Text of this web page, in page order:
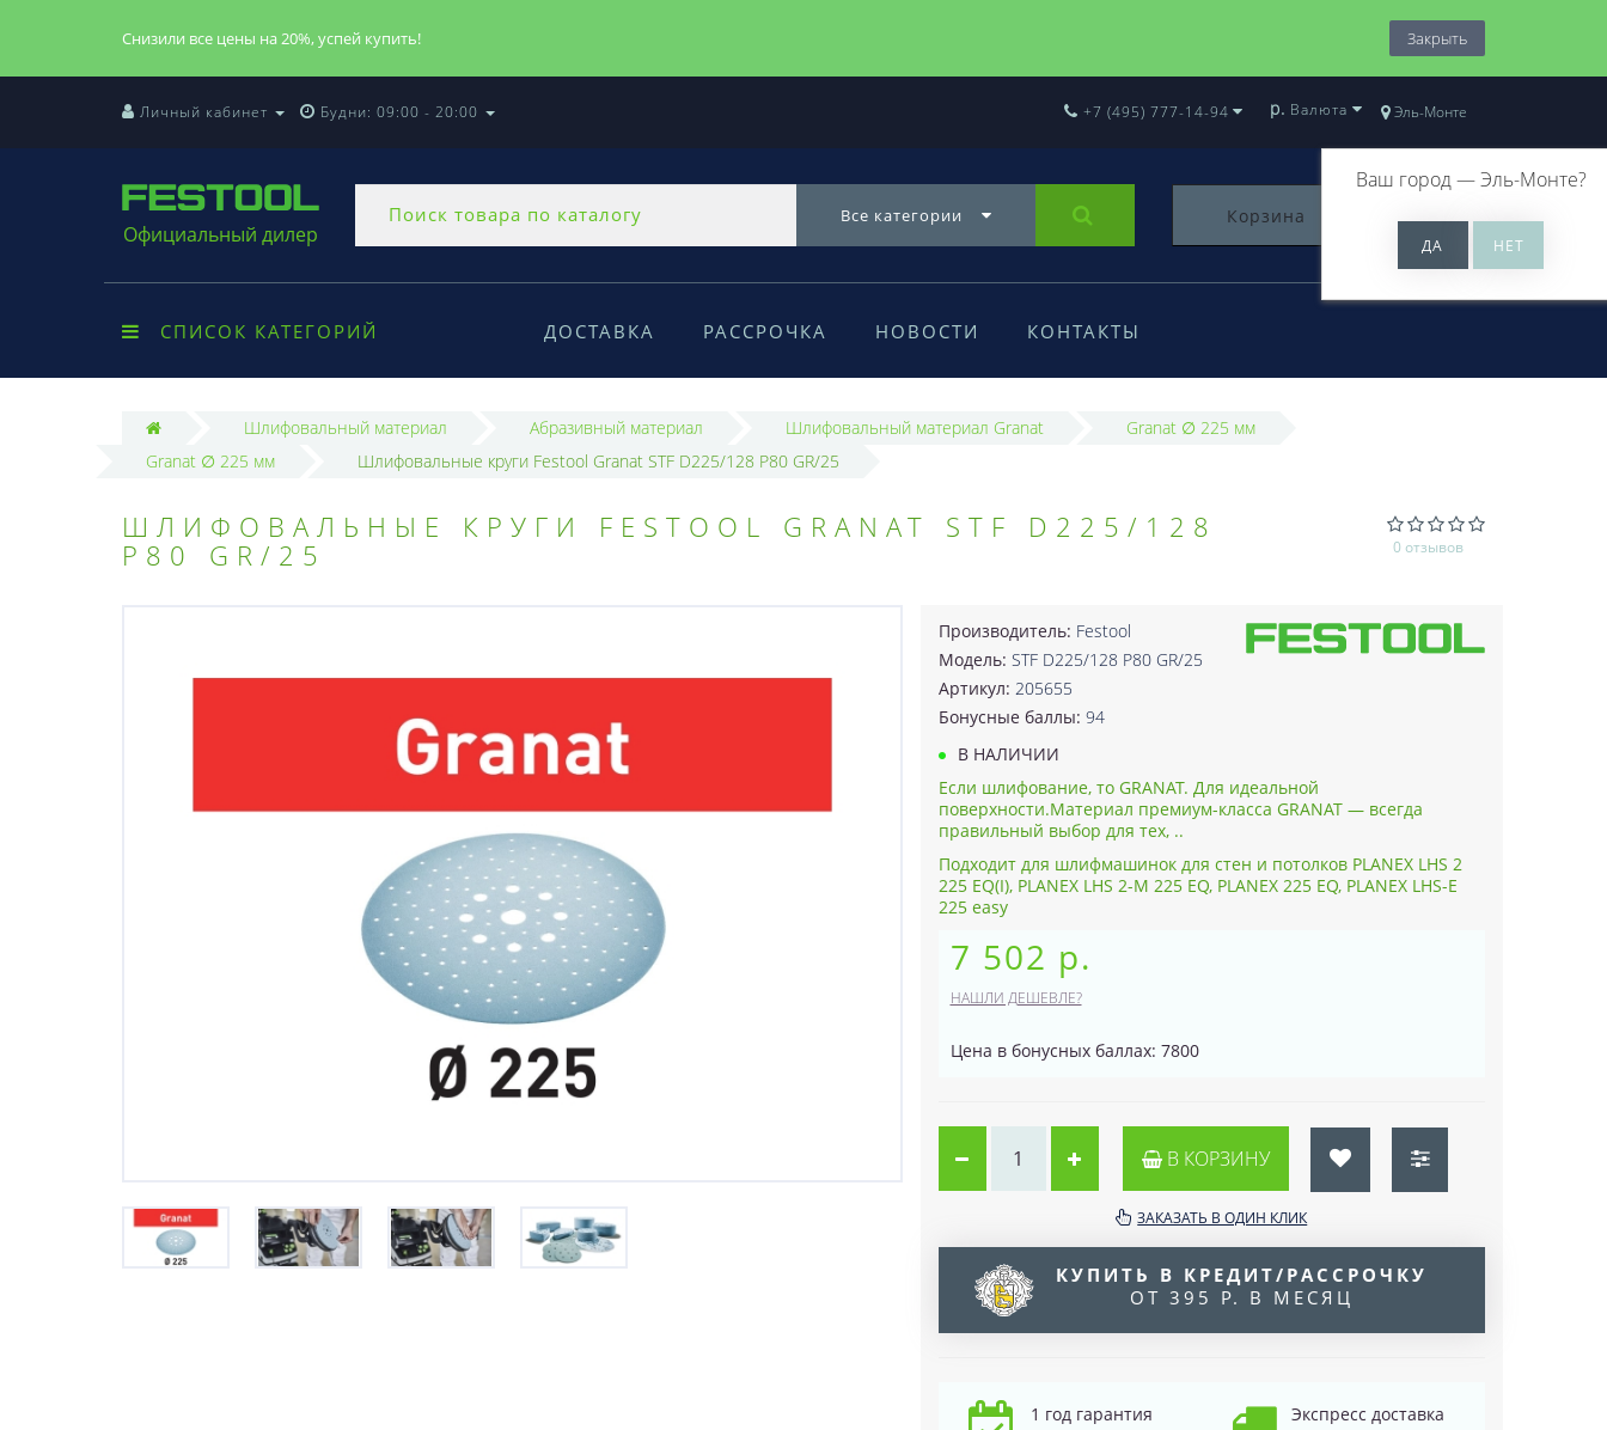
Снизили все цены на 20%, успей купить! Закрыть
Личный кабинет Будни: 09:00 - 20:00 Эль-Монте
Ваш город —Эль-Монте?
+7 (495) 777-14-94 р. Валюта
Официальный дилер
Все категории Корзина 0
СПИСОК КАТЕГОРИЙ ДОСТАВКА РАССРОЧКА НОВОСТИ КОНТАКТЫ
Шлифовальный материал Абразивный материал Шлифовальный материал Granat
Granat ∅ 225 мм
Granat ∅ 225 мм
Шлифовальные круги Festool Granat STF D225/128 P80 GR/25
ШЛИФОВАЛЬНЫЕ КРУГИ FESTOOL GRANAT STF D225/128
P80 GR/25
0 отзывов
Производитель: Festool
Модель: STF D225/128 P80 GR/25
Артикул: 205655
Бонусные баллы: 94
В НАЛИЧИИ
Если шлифование, то GRANAT. Для идеальной
поверхности.Материал премиум-класса GRANAT — всегда
правильный выбор для тех, ..
Подходит для шлифмашинок для стен и потолков PLANEX LHS 2
225 EQ(I), PLANEX LHS 2-M 225 EQ, PLANEX 225 EQ, PLANEX LHS-E
225 easy
7 502 р.
НАШЛИ ДЕШЕВЛЕ?
Цена в бонусных баллах: 7800
В КОРЗИНУ
ЗАКАЗАТЬ В ОДИН КЛИК
КУПИТЬ В КРЕДИТ/РАССРОЧКУ
ОТ 395 Р. В МЕСЯЦ
1 год гарантия
Экспресс доставка